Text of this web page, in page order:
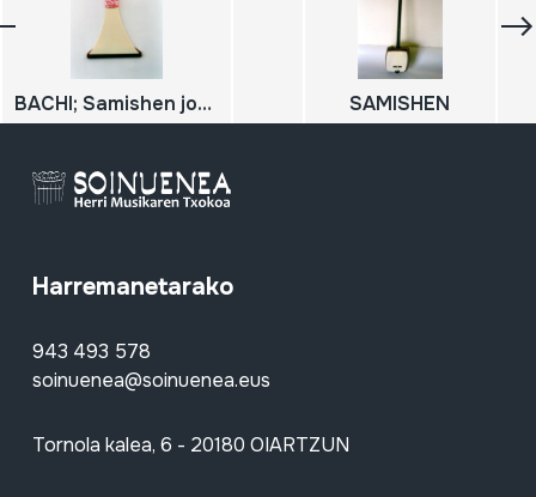
BACHI; Samishen jotzeko pua SAMISHEN
Harremanetarako
943 493 578
soinuenea@soinuenea.eus
Tornola kalea, 6 - 20180 OIARTZUN